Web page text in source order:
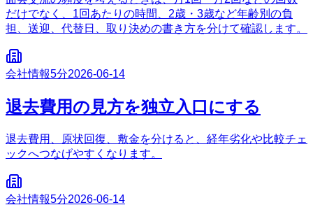
だけでなく、1回あたりの時間、2歳・3歳など年齢別の負
担、送迎、代替日、取り決めの書き方を分けて確認します。
会社情報5分2026-06-14
退去費用の見方を独立入口にする
退去費用、原状回復、敷金を分けると、経年劣化や比較チェ
ックへつなげやすくなります。
会社情報5分2026-06-14